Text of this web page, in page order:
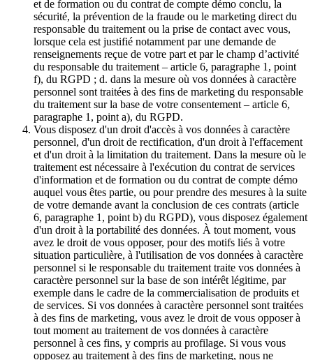
et de formation ou du contrat de compte démo conclu, la
sécurité, la prévention de la fraude ou le marketing direct du
responsable du traitement ou la prise de contact avec vous,
lorsque cela est justifié notamment par une demande de
renseignements reçue de votre part et par le champ d’activité
du responsable du traitement – article 6, paragraphe 1, point
f), du RGPD ; d. dans la mesure où vos données à caractère
personnel sont traitées à des fins de marketing du responsable
du traitement sur la base de votre consentement – article 6,
paragraphe 1, point a), du RGPD.
Vous disposez d'un droit d'accès à vos données à caractère
personnel, d'un droit de rectification, d'un droit à l'effacement
et d'un droit à la limitation du traitement. Dans la mesure où le
traitement est nécessaire à l'exécution du contrat de services
d'information et de formation ou du contrat de compte démo
auquel vous êtes partie, ou pour prendre des mesures à la suite
de votre demande avant la conclusion de ces contrats (article
6, paragraphe 1, point b) du RGPD), vous disposez également
d'un droit à la portabilité des données. À tout moment, vous
avez le droit de vous opposer, pour des motifs liés à votre
situation particulière, à l'utilisation de vos données à caractère
personnel si le responsable du traitement traite vos données à
caractère personnel sur la base de son intérêt légitime, par
exemple dans le cadre de la commercialisation de produits et
de services. Si vos données à caractère personnel sont traitées
à des fins de marketing, vous avez le droit de vous opposer à
tout moment au traitement de vos données à caractère
personnel à ces fins, y compris au profilage. Si vous vous
opposez au traitement à des fins de marketing, nous ne